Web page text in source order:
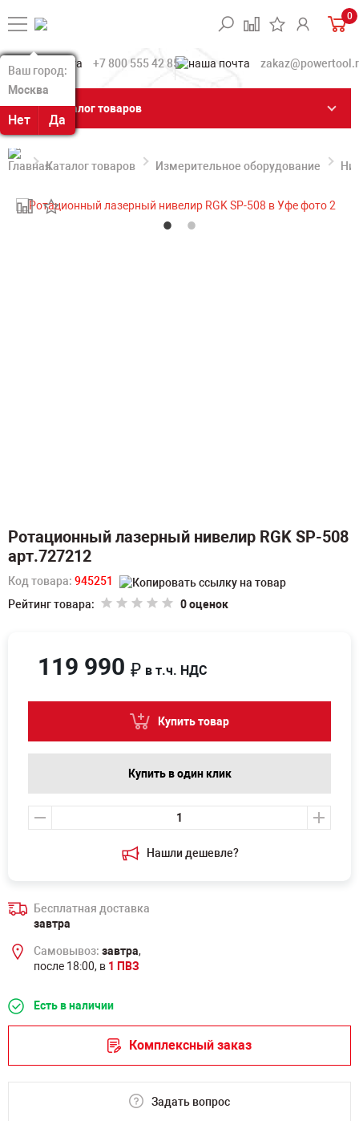
Ваш город:
Москва
Нет Да
Ваш город:
Москва
Нет Да
0
+7 800 555 42 85
Каталог товаров
Каталог товаров Измерительное оборудование
Ротационный лазерный нивелир RGK SP-508
арт.727212
Код товара: 945251
Рейтинг товара:
0 оценок
Нашли дешевле?
119 990 ₽ в т.ч. НДС
Купить товар
Купить в один клик
Бесплатная доставка
завтра
Самовывоз: завтра,
после 18:00, в 1 ПВЗ
Есть в наличии
Комплексный заказ
Задать вопрос